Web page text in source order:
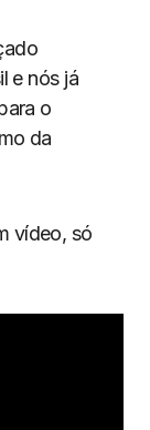
e nós já
o
da
vídeo, só